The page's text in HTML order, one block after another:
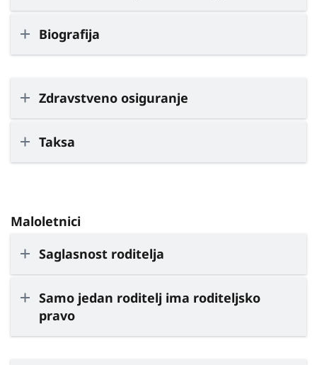
Biografija
Zdravstveno osiguranje
Taksa
Maloletnici
Saglasnost roditelja
Samo jedan roditelj ima roditeljsko
pravo